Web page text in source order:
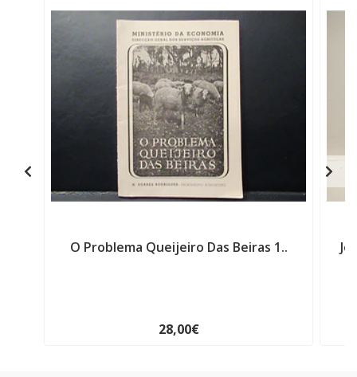
O Problema Queijeiro Das Beiras 1..
28,00€